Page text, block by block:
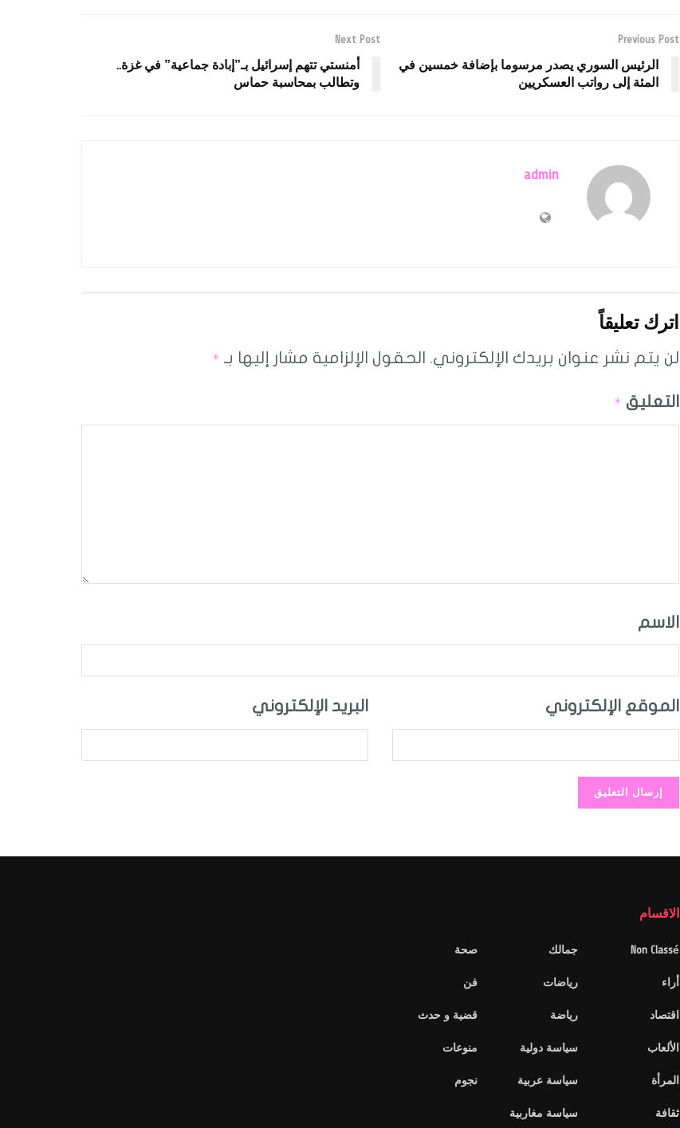
Previous Post
الرئيس السوري يصدر مرسوما بإضافة خمسين في
المئة إلى رواتب العسكريين
Next Post
أمنستي تتهم إسرائيل بـ”إبادة جماعية” في غزة..
وتطالب بمحاسبة حماس
admin
اترك تعليقاً
لن يتم نشر عنوان بريدك الإلكتروني. الحقول الإلزامية مشار إليها بـ *
التعليق *
الاسم
البريد الإلكتروني الموقع الإلكتروني
الاقسام
Non Classé
أراء
اقتصاد
الألعاب
المرأة
ثقافة
جمالك
رياضات
رياضة
سياسة دولية
سياسة عربية
سياسة مغاربية
صحة
فن
قضية و حدث
منوعات
نجوم